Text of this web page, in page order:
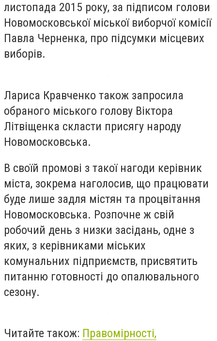
листопада 2015 року, за підписом голови
Новомосковської міської виборчої комісії
Павла Черненка, про підсумки місцевих
виборів.
Лариса Кравченко також запросила
обраного міського голову Віктора
Літвіщенка скласти присягу народу
Новомосковська.
В своїй промові з такої нагоди керівник
міста, зокрема наголосив, що працювати
буде лише задля містян та процвітання
Новомосковська. Розпочне ж свій
робочий день з низки засідань, одне з
яких, з керівниками міських
комунальних підприємств, присвятить
питанню готовності до опалювального
сезону.
Читайте також: Правомірності,